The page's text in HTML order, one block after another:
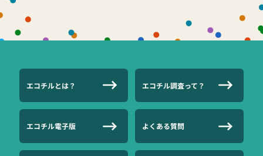
エコチルとは？ エコチル調査って？
エコチル電子版 よくある質問